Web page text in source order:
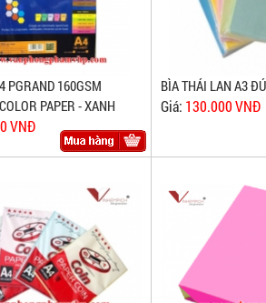
PGRAND 160GSM
PAPER - XANH
VNĐ
BÌA THÁI LAN A3
Giá: 130.000 VNĐ